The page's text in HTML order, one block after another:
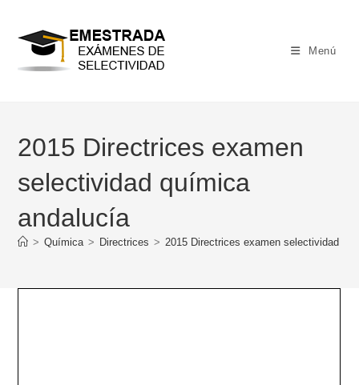
contenido
Menú
2015 Directrices examen
selectividad química
andalucía
> Química > Directrices > 2015 Directrices examen selectividad